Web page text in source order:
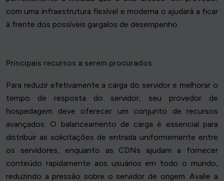
com uma infraestrutura flexível e moderna o ajudará a ficar
à frente dos possíveis gargalos de desempenho.
Principais recursos a serem procurados
Para reduzir efetivamente a carga do servidor e melhorar o
tempo de resposta do servidor, seu provedor de
hospedagem deve oferecer um conjunto de recursos
avançados. O balanceamento de carga é essencial para
distribuir as solicitações de entrada uniformemente entre
os servidores, enquanto as CDNs ajudam a fornecer
conteúdo rapidamente aos usuários em todo o mundo,
reduzindo a pressão sobre o servidor de origem. Avalie a